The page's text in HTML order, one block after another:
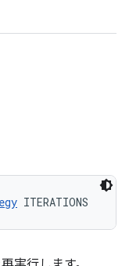
ITERATIONS